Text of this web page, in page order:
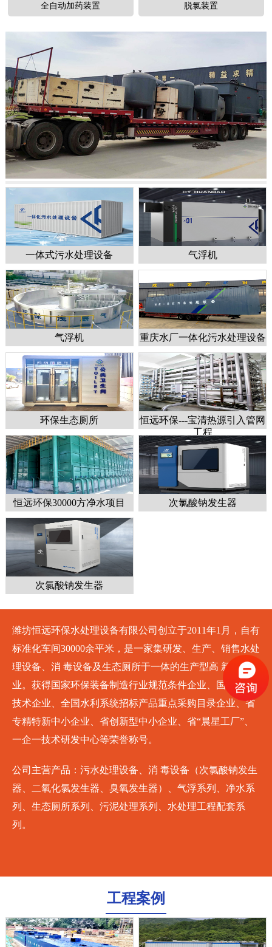
1
全自动加药装置 脱氯装置
一体式污水处理设备 气浮机
气浮机 重庆水厂一体化污水处理设备
环保生态厕所
恒远环保---宝清热源引入管网
工程
恒远环保30000方净水项目 次氯酸钠发生器
次氯酸钠发生器
潍坊恒远环保水处理设备有限公司创立于2011年1月，自有
标准化车间30000余平米，是一家集研发、生产、销售水处
理设备、消 毒设备及生态厕所于一体的生产型高 新技术企
业。获得国家环保装备制造行业规范条件企业、国家高 新
技术企业、全国水利系统招标产品重点采购目录企业、省
专精特新中小企业、省创新型中小企业、省“晨星工厂”、
一企一技术研发中心等荣誉称号。
公司主营产品：污水处理设备、消 毒设备（次氯酸钠发生
器、二氧化氯发生器、臭氧发生器）、气浮系列、净水系
列、生态厕所系列、污泥处理系列、水处理工程配套系
列。
工程案例